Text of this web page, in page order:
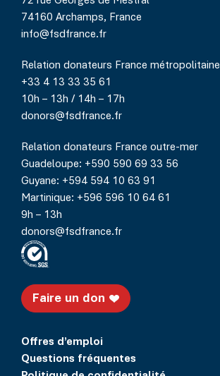
74160 Archamps, France
info@fsdfrance.fr
Relation donateurs France métropolitaine
+33 4 13 33 35 61
10h – 13h / 14h – 17h
donors@fsdfrance.fr
Relation donateurs France outre-mer
Guadeloupe: +590 590 69 33 56
Guyane: +594 594 10 63 91
Martinique: +596 596 10 64 61
9h – 13h
donors@fsdfrance.fr
Faire un don
Offres d’emploi
Questions fréquentes